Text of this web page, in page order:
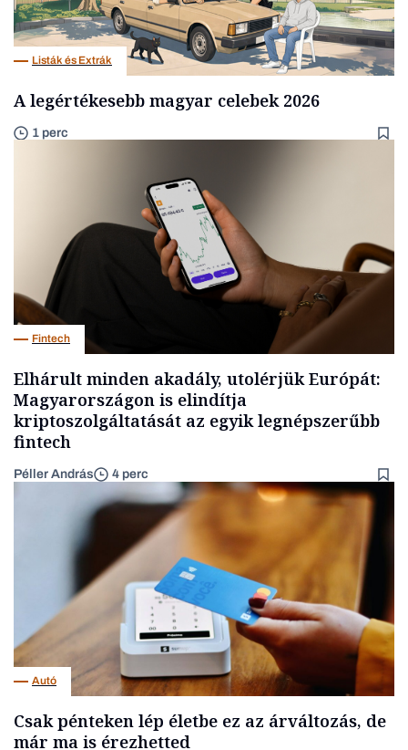
Listák és Extrák
A legértékesebb magyar celebek 2026
1 perc
Fintech
Elhárult minden akadály, utolérjük Európát:
Magyarországon is elindítja
kriptoszolgáltatását az egyik legnépszerűbb
fintech
Péller András 4 perc
Autó
Csak pénteken lép életbe ez az árváltozás, de
már ma is érezhetted